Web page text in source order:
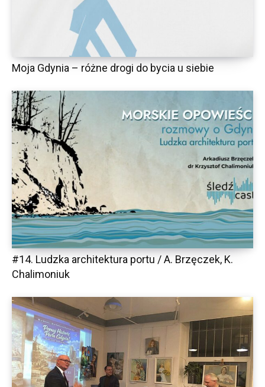
Moja Gdynia – różne drogi do bycia u siebie
#14. Ludzka architektura portu / A. Brzęczek, K.
Chalimoniuk